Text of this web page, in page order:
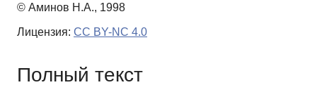
© Аминов Н.А., 1998
Лицензия: CC BY-NC 4.0
Полный текст